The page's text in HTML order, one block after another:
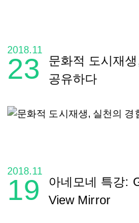
2018.11
23
문화적 도시재
공유하다
2018.11
19
아네모네 특강:
View Mirror